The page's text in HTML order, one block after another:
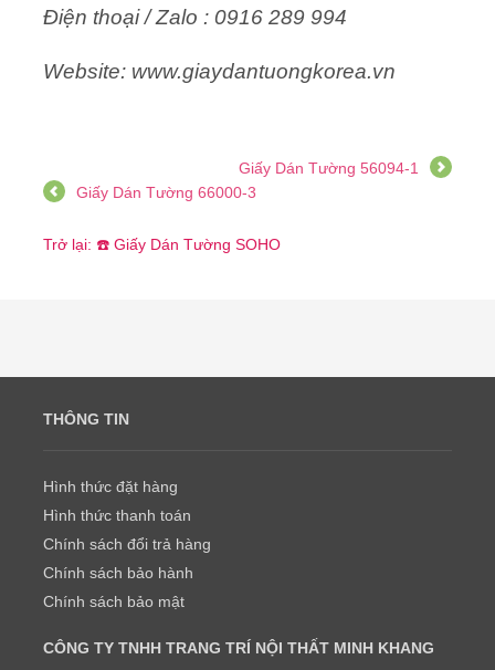
Điện thoại / Zalo : 0916 289 994
Website: www.giaydantuongkorea.vn
Giấy Dán Tường 56094-1
Giấy Dán Tường 66000-3
Trở lại: ☎️ Giấy Dán Tường SOHO
THÔNG TIN
Hình thức đặt hàng
Hình thức thanh toán
Chính sách đổi trả hàng
Chính sách bảo hành
Chính sách bảo mật
CÔNG TY TNHH TRANG TRÍ NỘI THẤT MINH KHANG